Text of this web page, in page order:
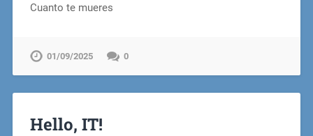
Cuanto te mueres
01/09/2025 0
Hello, IT!